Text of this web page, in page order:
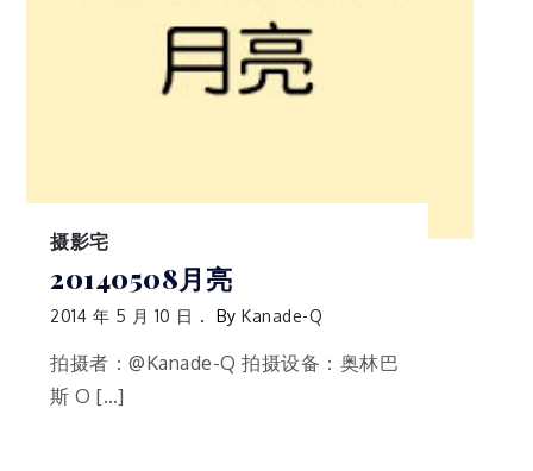
摄影宅
20140508月亮
2014 年 5 月 10 日 ByKanade-Q
拍摄者：@Kanade-Q 拍摄设备：奥林巴
斯 O […]